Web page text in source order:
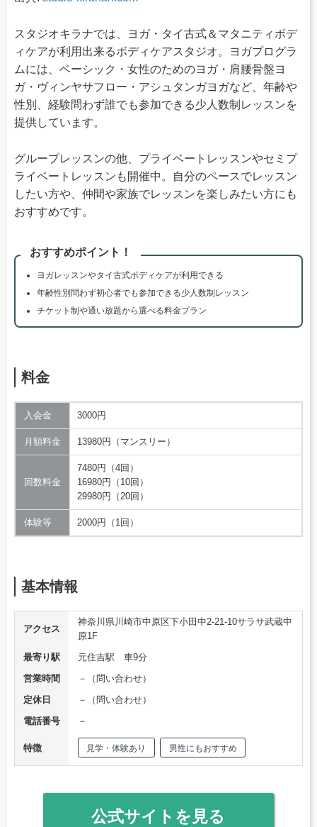
スタジオキラナでは、ヨガ・タイ古式＆マタニティボデ
ィケアが利用出来るボディケアスタジオ。ヨガプログラ
ムには、ベーシック・女性のためのヨガ・肩腰骨盤ヨ
ガ・ヴィンヤサフロー・アシュタンガヨガなど、年齢や
性別、経験問わず誰でも参加できる少人数制レッスンを
提供しています。
グループレッスンの他、プライベートレッスンやセミプ
ライベートレッスンも開催中。自分のペースでレッスン
したい方や、仲間や家族でレッスンを楽しみたい方にも
おすすめです。
おすすめポイント！
ヨガレッスンやタイ古式ボディケアが利用できる
年齢性別問わず初心者でも参加できる少人数制レッスン
チケット制や通い放題から選べる料金プラン
料金
入会金 3000円
月額料金 13980円（マンスリー）
回数料金
7480円（4回）
16980円（10回）
29980円（20回）
体験等 2000円（1回）
基本情報
アクセス
神奈川県川崎市中原区下小田中2-21-10サラサ武蔵中
原1F
最寄り駅
元住吉駅 車9分
営業時間
－（問い合わせ）
定休日
－（問い合わせ）
電話番号
－
特徴 見学・体験あり 男性にもおすすめ
公式サイトを見る